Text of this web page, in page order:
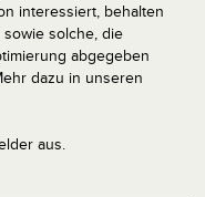
interessiert, behalten
solche, die
abgegeben
dazu in unseren
aus.